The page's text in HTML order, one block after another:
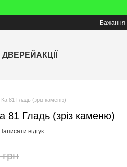
Бажання
ДВЕРЕЙ АКЦІЇ
Ка 81 Гладь (зріз каменю)
81 Гладь (зріз каменю)
Написати відгук